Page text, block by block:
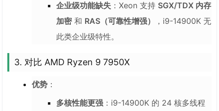
企业级功能缺失 ：Xeon 支持 SGX/TDX 内存
加密和 RAS（可靠性增强）
，i9-14900K 无
此类企业级特性。
3. 对比 AMD Ryzen 9 7950X
优势 ：
多核性能更强 ：i9-14900K 的 24 核多线程